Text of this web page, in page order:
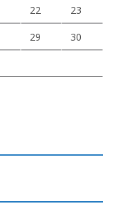
22 23
29 30